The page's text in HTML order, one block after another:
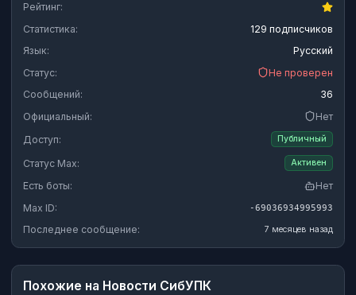
Рейтинг:
Статистика:
129 подписчиков
Язык:
Русский
Статус:
Не проверен
Сообщений:
36
Официальный:
Нет
Доступ:
Публичный
Статус Max: Активен
Есть боты:
Нет
Max ID:
-69036934995993
Последнее сообщение: 7 месяцев назад
Похожие на Новости СибУПК